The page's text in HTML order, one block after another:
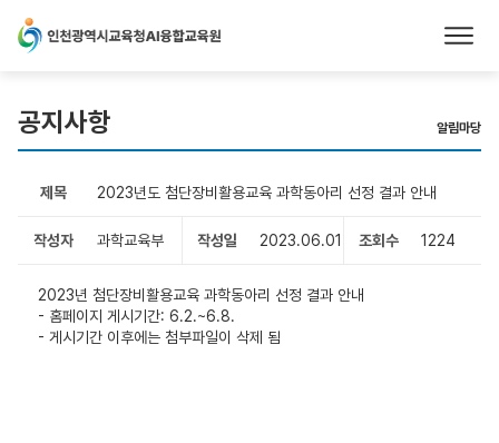
본문 바로가기
공지사항 알림마당
제목 2023년도 첨단장비활용교육 과학동아리 선정 결과 안내
작성자 과학교육부 작성일 2023.06.01 조회수 1224
2023년 첨단장비활용교육 과학동아리 선정 결과 안내
- 홈페이지 게시기간: 6.2.~6.8.
- 게시기간 이후에는 첨부파일이 삭제 됨